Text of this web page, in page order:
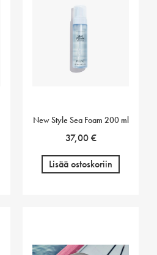
New Style Sea Foam 200 ml
37,00€
Lisää ostoskoriin